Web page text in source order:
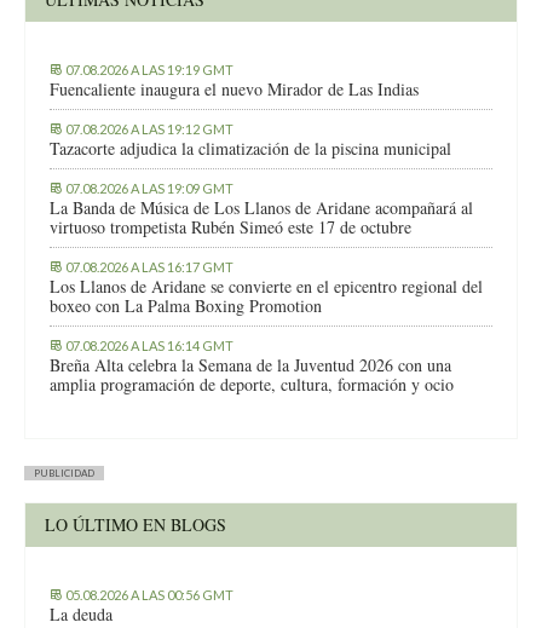
07.08.2026 A LAS 19:19 GMT
Fuencaliente inaugura el nuevo Mirador de Las Indias
07.08.2026 A LAS 19:12 GMT
Tazacorte adjudica la climatización de la piscina municipal
07.08.2026 A LAS 19:09 GMT
La Banda de Música de Los Llanos de Aridane acompañará al
virtuoso trompetista Rubén Simeó este 17 de octubre
07.08.2026 A LAS 16:17 GMT
Los Llanos de Aridane se convierte en el epicentro regional del
boxeo con La Palma Boxing Promotion
07.08.2026 A LAS 16:14 GMT
Breña Alta celebra la Semana de la Juventud 2026 con una
amplia programación de deporte, cultura, formación y ocio
PUBLICIDAD
LO ÚLTIMO EN BLOGS
05.08.2026 A LAS 00:56 GMT
La deuda